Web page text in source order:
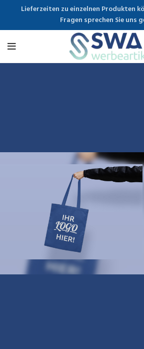
Lieferzeiten zu einzelnen Produkten
Fragen sprechen Sie uns